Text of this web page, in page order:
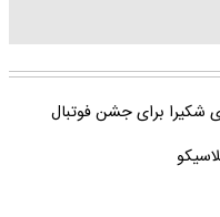
شکیرا برای جشن فوتبال